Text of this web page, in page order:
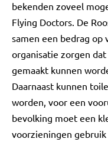
bekenden zoveel
Flying Doctors. De
samen een bedrag op
organisatie zorgen
gemaakt kunnen
Daarnaast kunnen
worden, voor een
bevolking moet een
voorzieningen